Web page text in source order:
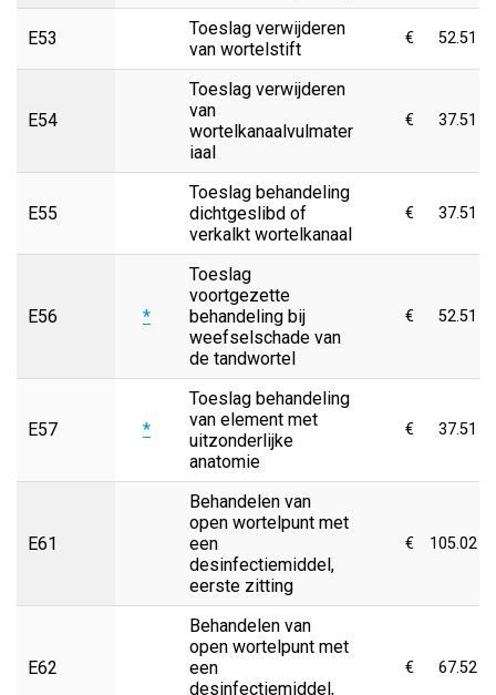
E53
Toeslag verwijderen
van wortelstift
€ 52.51
E54
Toeslag verwijderen
van
wortelkanaalvulmater
iaal
€ 37.51
E55
Toeslag behandeling
dichtgeslibd of
verkalkt wortelkanaal
€ 37.51
E56 *
Toeslag
voortgezette
behandeling bij
weefselschade van
de tandwortel
€ 52.51
E57 *
Toeslag behandeling
van element met
uitzonderlijke
anatomie
€ 37.51
E61
Behandelen van
open wortelpunt met
een
desinfectiemiddel,
eerste zitting
€ 105.02
E62
Behandelen van
open wortelpunt met
een
desinfectiemiddel,
€ 67.52